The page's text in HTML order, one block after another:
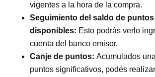
vigentes a la hora de la compra.
Seguimiento del saldo de puntos
disponibles: Esto podrás verlo
cuenta del banco emisor.
Canje de puntos:Acumulados
puntos significativos, podés